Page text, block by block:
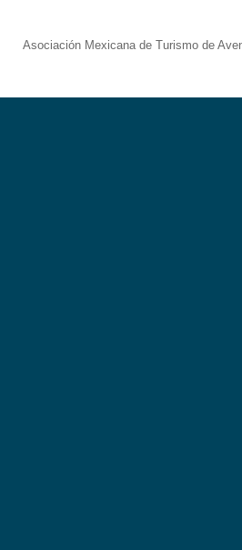
Asociación Mexicana de Turismo de